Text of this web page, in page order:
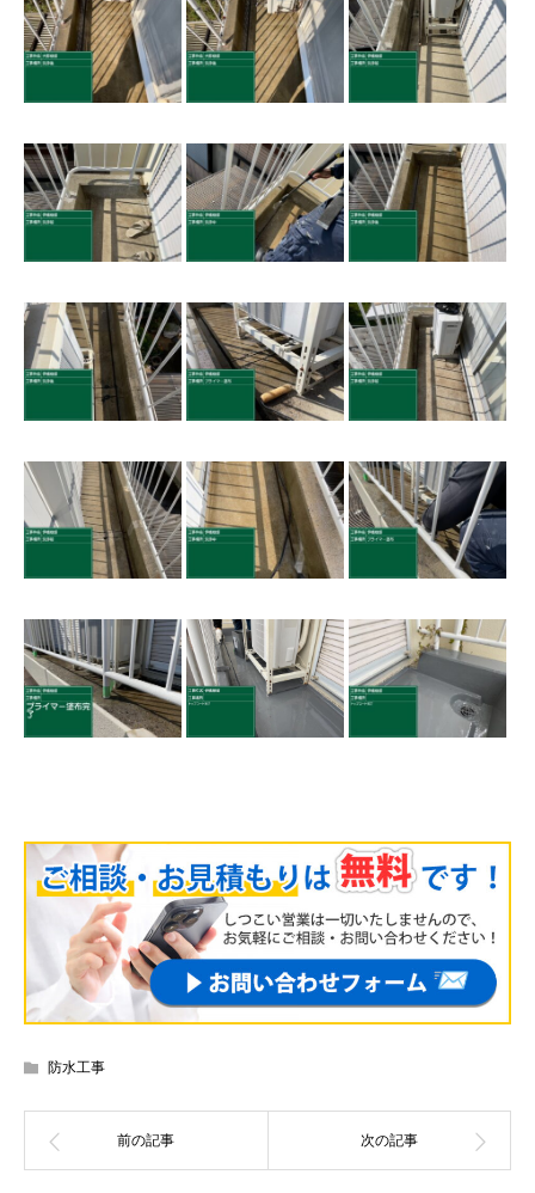
防水工事